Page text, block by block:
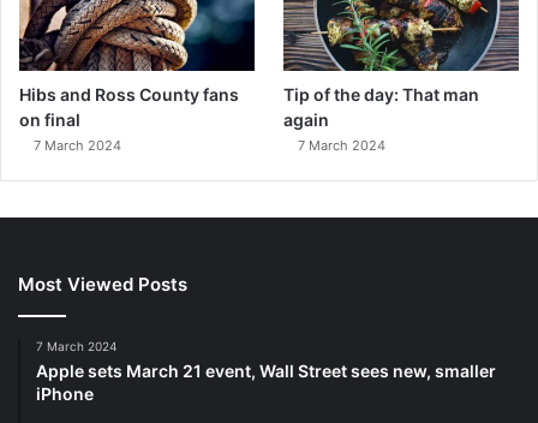
Hibs and Ross County fans
on final
7 March 2024
Tip of the day: That man
again
7 March 2024
Most Viewed Posts
7 March 2024
Apple sets March 21 event, Wall Street sees new, smaller
iPhone